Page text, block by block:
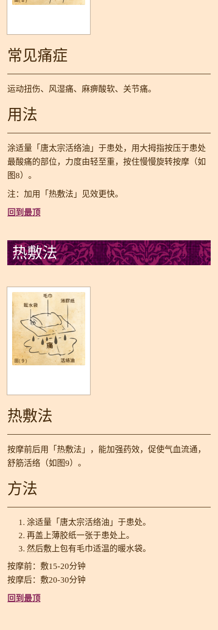
常见痛症
运动扭伤、风湿痛、麻痹酸软、关节痛。
用法
涂适量「唐太宗活络油」于患处，用大拇指按压于患处
最酸痛的部位，力度由轻至重，按住慢慢旋转按摩（如
图8）。
注：加用「热敷法」见效更快。
回到最顶
热敷法
热敷法
按摩前后用「热敷法」，能加强药效，促使气血流通，
舒筋活络（如图9）。
方法
涂适量「唐太宗活络油」于患处。
再盖上薄胶纸一张于患处上。
然后敷上包有毛巾适温的暖水袋。
按摩前：敷15-20分钟
按摩后：敷20-30分钟
回到最顶